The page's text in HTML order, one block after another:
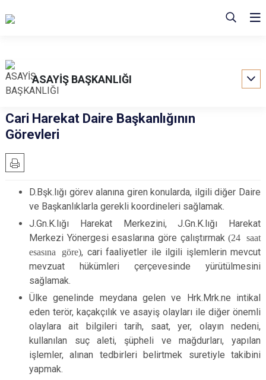
ASAYİŞ BAŞKANLIĞI
Cari Harekat Daire Başkanlığının
Görevleri
D.Bşk.lığı görev alanına giren konularda, ilgili diğer Daire
ve Başkanlıklarla gerekli koordineleri sağlamak.
J.Gn.K.lığı Harekat Merkezini, J.Gn.K.lığı Harekat
Merkezi Yönergesi esaslarına göre çalıştırmak(24 saat
esasına göre), cari faaliyetler ile ilgili işlemlerin mevcut
mevzuat hükümleri çerçevesinde yürütülmesini
sağlamak.
Ülke genelinde meydana gelen ve Hrk.Mrk.ne intikal
eden terör, kaçakçılık ve asayiş olayları ile diğer önemli
olaylara ait bilgileri tarih, saat, yer, olayın nedeni,
kullanılan suç aleti, şüpheli ve mağdurları, yapılan
işlemler, alınan tedbirleri belirtmek suretiyle takibini
yapmak.